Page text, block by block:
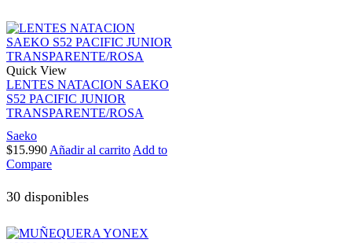
Quick View
LENTES NATACION SAEKO
S52 PACIFIC JUNIOR
TRANSPARENTE/ROSA
Saeko
$15.990 Añadir al carrito Add to
Compare
30 disponibles